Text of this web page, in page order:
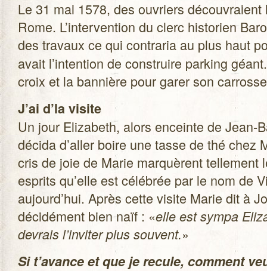
Le 31 mai 1578, des ouvriers
Rome. L’intervention du clerc his­to­rien
des tra­vaux ce qui contra­ria au plus haut
avait l’intention de construire par­king
croix et la ban­nière pour garer son
J’ai d’la visite
Un jour Eli­za­beth, alors enceinte de Jean-
décida d’aller boire une tasse de thé chez
cris de joie de Marie mar­quèrent tel­le­ment
esprits qu’elle est célé­brée par le nom de
aujourd’hui. Après cette visite Marie dit à
déci­dé­ment bien naïf : «elle est sympa
devrais l’inviter plus sou­vent.»
Si t’avance et que je recule, com­ment